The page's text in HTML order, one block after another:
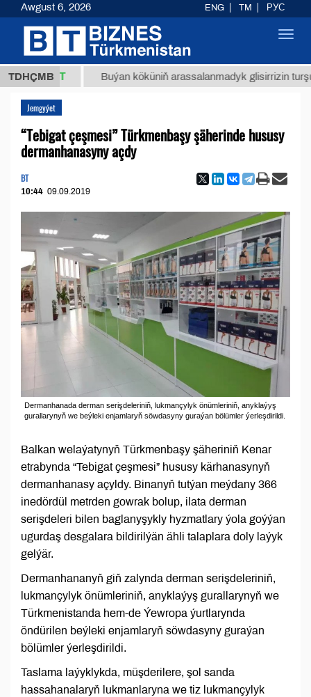
TDHÇMB
ТМТ Buýan köküniň arassalanmadyk glisirrizin turşusy (t.)
Jemgyýet
“Tebigat çeşmesi” Türkmenbaşy şäherinde hususy
dermanhanasyny açdy
BT
10:44 09.09.2019
Dermanhanada derman serişdeleriniň, lukmançylyk önümleriniň, anyklaýyş
gurallarynyň we beýleki enjamlaryň söwdasyny guraýan bölümler ýerleşdirildi.
Balkan welaýatynyň Türkmenbaşy şäheriniň Kenar
etrabynda “Tebigat çeşmesi” hususy kärhanasynyň
dermanhanasy açyldy. Binanyň tutýan meýdany 366
inedördül metrden gowrak bolup, ilata derman
serişdeleri bilen baglanyşykly hyzmatlary ýola goýýan
ugurdaş desgalara bildirilýän ähli talaplara doly laýyk
gelýär.
Dermanhananyň giň zalynda derman serişdeleriniň,
lukmançylyk önümleriniň, anyklaýyş gurallarynyň we
Türkmenistanda hem-de Ýewropa ýurtlarynda
öndürilen beýleki enjamlaryň söwdasyny guraýan
bölümler ýerleşdirildi.
Taslama laýyklykda, müşderilere, şol sanda
hassahanalaryň lukmanlaryna we tiz lukmançylyk
Awgust 6, 2026 ENG TM РУС